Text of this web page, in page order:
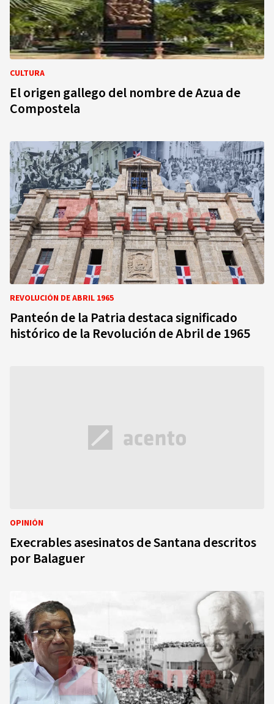
CULTURA
El origen gallego del nombre de Azua de
Compostela
REVOLUCIÓN DE ABRIL 1965
Panteón de la Patria destaca significado
histórico de la Revolución de Abril de 1965
OPINIÓN
Execrables asesinatos de Santana descritos
por Balaguer